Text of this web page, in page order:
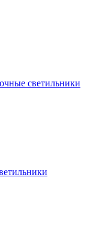
светильники